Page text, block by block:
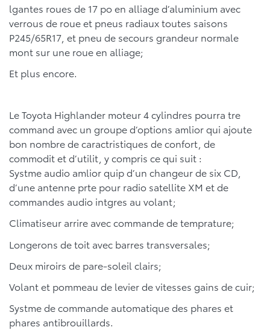
lgantes roues de 17 po en alliage d’aluminium avec
verrous de roue et pneus radiaux toutes saisons
P245/65R17, et pneu de secours grandeur normale
mont sur une roue en alliage;
Et plus encore.
Le Toyota Highlander moteur 4 cylindres pourra tre
command avec un groupe d’options amlior qui ajoute
bon nombre de caractristiques de confort, de
commodit et d’utilit, y compris ce qui suit :
Systme audio amlior quip d’un changeur de six CD,
d’une antenne prte pour radio satellite XM et de
commandes audio intgres au volant;
Climatiseur arrire avec commande de temprature;
Longerons de toit avec barres transversales;
Deux miroirs de pare-soleil clairs;
Volant et pommeau de levier de vitesses gains de cuir;
Systme de commande automatique des phares et
phares antibrouillards.